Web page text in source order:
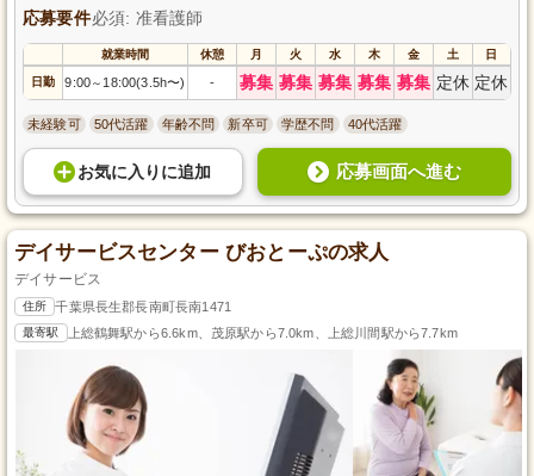
応募要件必須: 准看護師
就業時間 休憩 月 火 水 木 金 土 日
日勤 9:00～ 18:00(3.5h〜) - 募集 募集 募集 募集 募集 定休 定休
未経験可 50代活躍 年齢不問 新卒可 学歴不問 40代活躍
お気に入り に追加 応募画面へ進む
デイサービスセンター びおとーぷの求人
デイサービス
住所 千葉県長生郡長南町長南1471
最寄駅 上総鶴舞駅から6.6km、茂原駅から7.0km、上総川間駅から7.7km